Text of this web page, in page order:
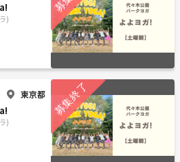
)
東京都
)